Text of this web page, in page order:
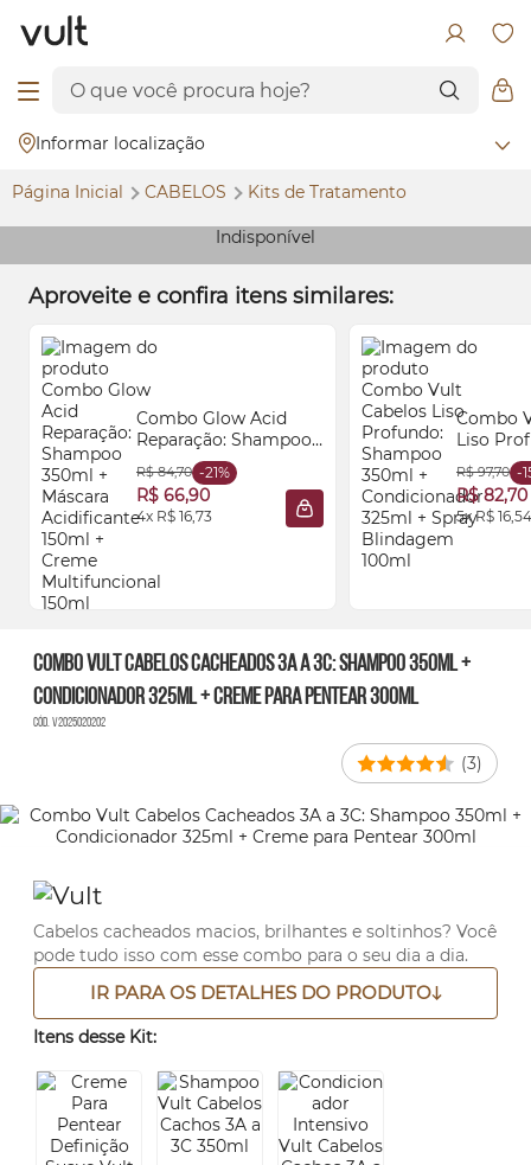
Informar localização
Página Inicial CABELOS Kits de Tratamento
Indisponível
Aproveite e confira itens similares:
Combo Glow Acid
Reparação: Shampoo
350ml + Máscara
Acidificante 150ml +
Creme Multifuncional
150ml
R$ 84,70 -21%
R$ 66,90
4x R$ 16,73 ADICIONAR À SACOLA
Combo
Liso
+ Spray
100ml
R$ 97,70 -
R$ 82,70
5x R$ 16,54
Combo Vult Cabelos Cacheados 3A a 3C: Shampoo 350ml +
Condicionador 325ml + Creme para Pentear 300ml
Cód. V2025020202
(3)
Cabelos cacheados macios, brilhantes e soltinhos? Você
pode tudo isso com esse combo para o seu dia a dia.
IR PARA OS DETALHES DO PRODUTO
Itens desse Kit: